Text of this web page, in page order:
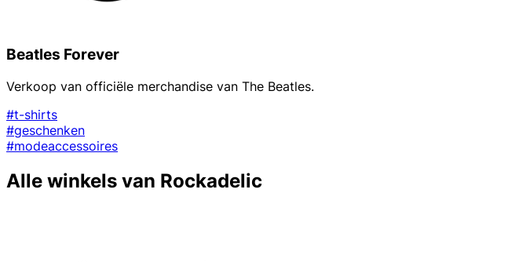
Beatles Forever
Verkoop van officiële merchandise van The Beatles.
#t-shirts
#geschenken
#modeaccessoires
Alle winkels van Rockadelic